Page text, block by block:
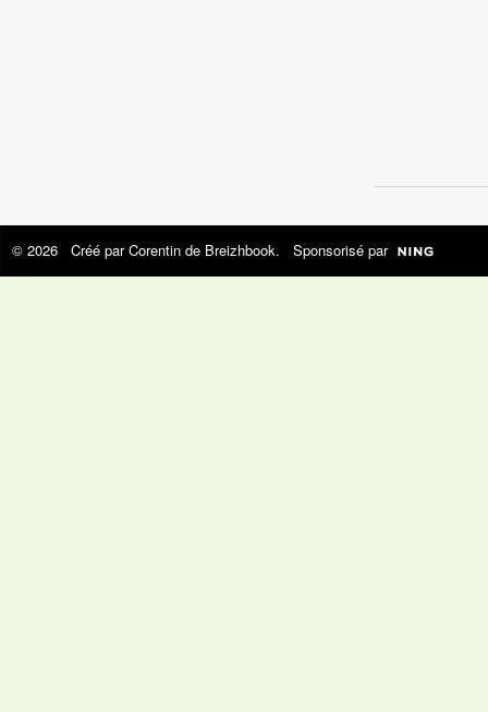
© 2026 Créé parCorentin de Breizhbook. Sponsorisé par